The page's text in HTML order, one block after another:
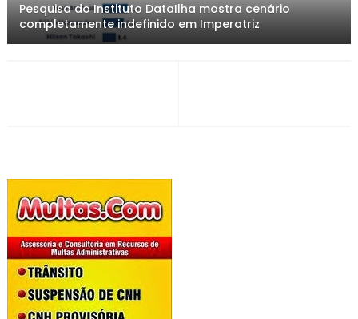
Pesquisa do Instituto DataIlha mostra cenário
completamente indefinido em Imperatriz